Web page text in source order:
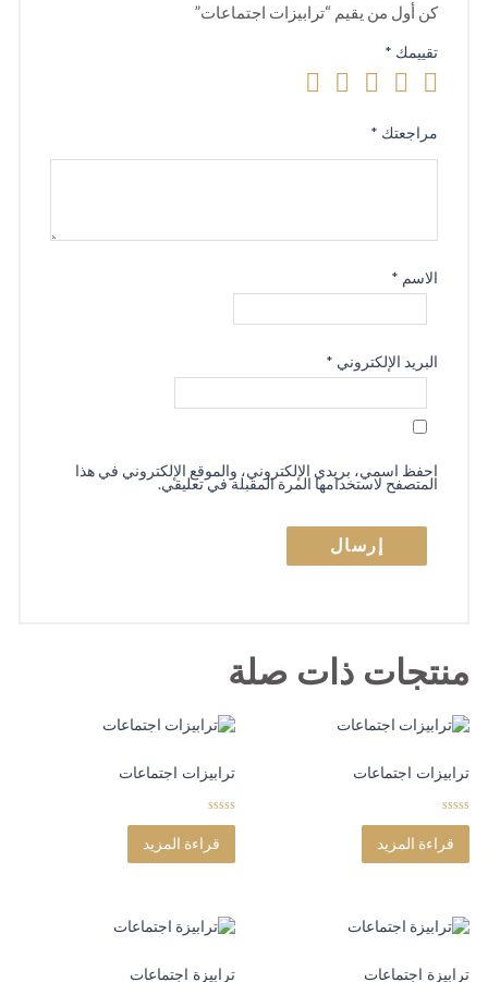
كن أول من يقيم “ترابيزات اجتماعات”
تقييمك *
مراجعتك *
الاسم *
البريد الإلكتروني *
احفظ اسمي، بريدي الإلكتروني، والموقع الإلكتروني في هذا
المتصفح لاستخدامها المرة المقبلة في تعليقي.
منتجات ذات صلة
ترابيزات اجتماعات
0
t
قراءة المزيد
ترابيزات اجتماعات
0
t
قراءة المزيد
ترابيزة اجتماعات ترابيزة اجتماعات